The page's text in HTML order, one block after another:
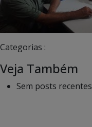
Categorias :
Veja Também
Sem posts